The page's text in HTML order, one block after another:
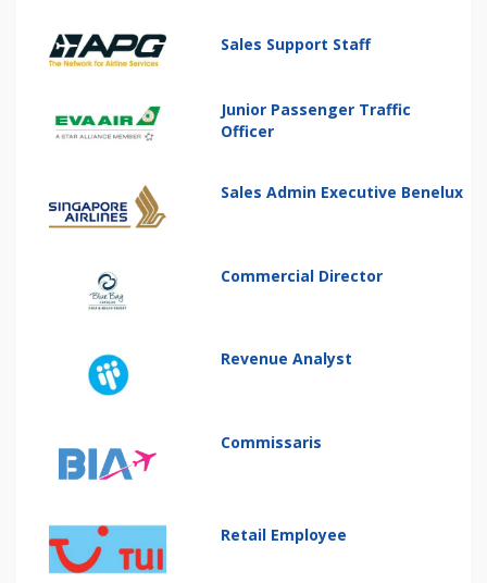
Sales Support Staff
Junior Passenger Traffic
Officer
Sales Admin Executive Benelux
Commercial Director
Revenue Analyst
Commissaris
Retail Employee